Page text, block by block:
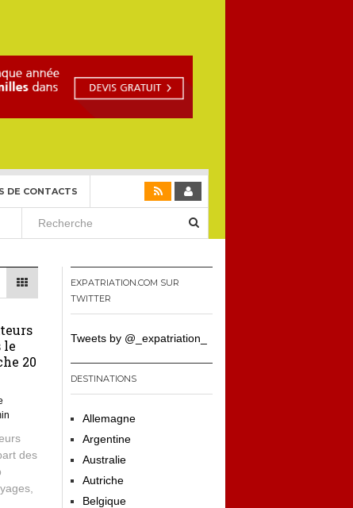
DE CONTACTS
le
20
des
EXPATRIATION.COM SUR
TWITTER
Tweets by @_expatriation_
DESTINATIONS
Allemagne
Argentine
Australie
Autriche
Belgique